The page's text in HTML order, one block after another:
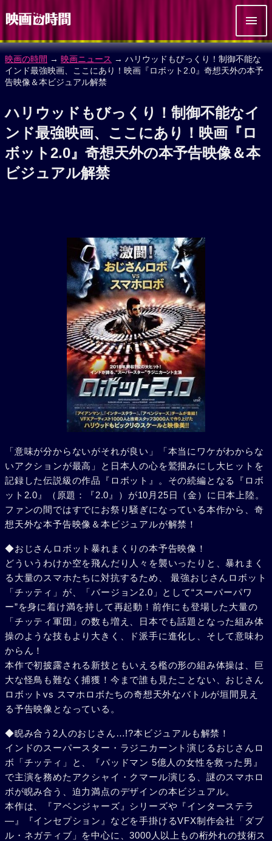
映画の時間 → 映画ニュース → ハリウッドもびっくり！制御不能な
インド最強映画、ここにあり！映画『ロボット2.0』奇想天外の本予
告映像＆本ビジュアル解禁
ハリウッドもびっくり！制御不能なイ
ンド最強映画、ここにあり！映画『ロ
ボット2.0』奇想天外の本予告映像＆本
ビジュアル解禁
「意味が分からないがそれが良い」「本当にワケがわからな
いアクションが最高」と日本人の心を鷲掴みにし大ヒットを
記録した伝説級の作品『ロボット』。その続編となる『ロボ
ット2.0』（原題：『2.0』）が10月25日（金）に日本上陸。
ファンの間ではすでにお祭り騒ぎになっている本作から、奇
想天外な本予告映像＆本ビジュアルが解禁！
◆おじさんロボット暴れまくりの本予告映像！
どういうわけか空を飛んだり人々を襲いったりと、暴れまく
る大量のスマホたちに対抗するため、 最強おじさんロボット
「チッティ」が、「バージョン2.0」として“スーパーパワ
ー”を身に着け満を持して再起動！前作にも登場した大量の
「チッティ軍団」の数も増え、日本でも話題となった組み体
操のような技もより大きく、ド派手に進化し、そして意味わ
からん！
本作で初披露される新技ともいえる檻の形の組み体操は、巨
大な怪鳥も難なく捕獲！今まで誰も見たことない、おじさん
ロボットvs スマホロボたちの奇想天外なバトルが垣間見え
る予告映像となっている。
◆睨み合う2人のおじさん…!?本ビジュアルも解禁！
インドのスーパースター・ラジニカーント演じるおじさんロ
ボ「チッティ」と、『パッドマン 5億人の女性を救った男』
で主演を務めたアクシャイ・クマール演じる、謎のスマホロ
ボが睨み合う、迫力満点のデザインの本ビジュアル。
本作は、『アベンジャーズ』シリーズや『インターステラ
―』『インセプション』などを手掛けるVFX制作会社「ダブ
ル・ネガティブ」を中心に、3000人以上もの桁外れの技術ス